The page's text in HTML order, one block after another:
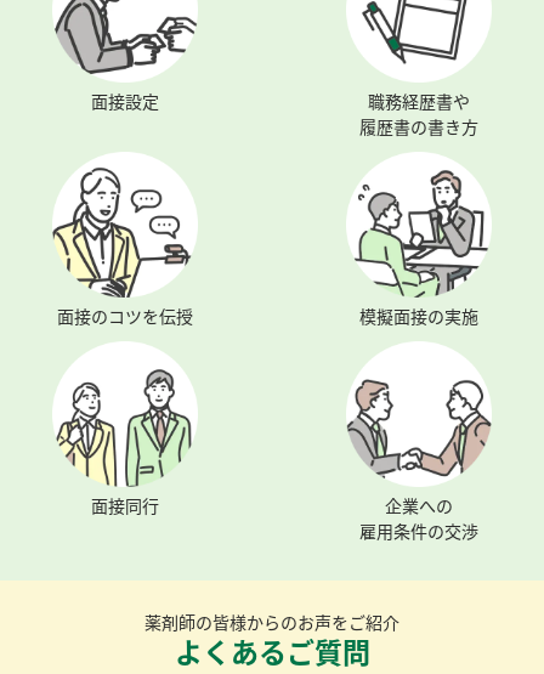
面接設定
職務経歴書や
履歴書の書き方
面接のコツを伝授 模擬面接の実施
面接同行
企業への
雇用条件の交渉
薬剤師の皆様からのお声をご紹介
よくあるご質問